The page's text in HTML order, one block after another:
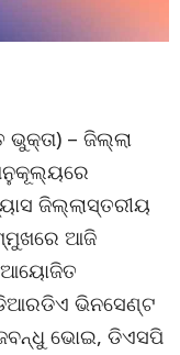
– ଜିଲ୍ଲା
ଜିଲ୍ଲାସ୍ତରୀୟ
ଆଜି
ଆୟୋଜିତ
ଭିନସେଣ୍ଟ
ଭୋଇ, ଡିଏସପି